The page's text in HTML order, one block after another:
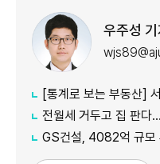
우주성
[통계로 보는 부동산] 서울 주춤한 사
전월세 거두고 집 판다…
GS건설, 4082억 규모